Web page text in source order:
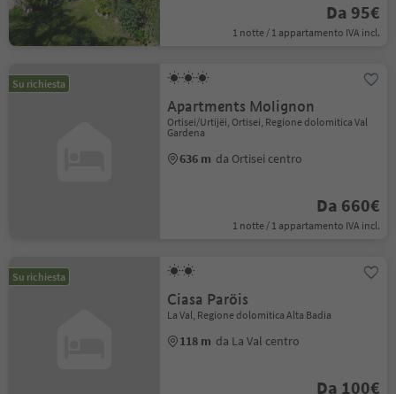
Da 95€
1 notte / 1 appartamento IVA incl.
Su richiesta
Apartments Molignon
Ortisei/Urtijëi, Ortisei, Regione dolomitica Val
Gardena
636 m da Ortisei centro
Da 660€
1 notte / 1 appartamento IVA incl.
Su richiesta
Ciasa Paröis
La Val, Regione dolomitica Alta Badia
118 m da La Val centro
Da 100€